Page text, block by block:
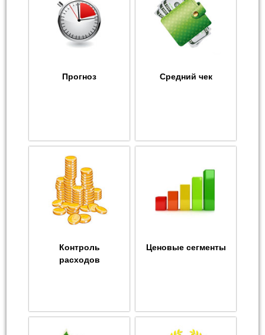
Прогноз Средний чек
Контроль
расходов
Ценовые сегменты